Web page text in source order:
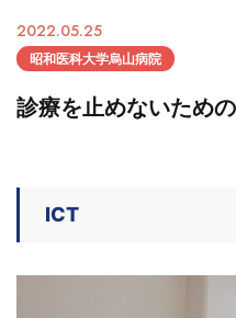
2022.05.25
昭和医科大学烏山病院
診療を止めないため
ICT